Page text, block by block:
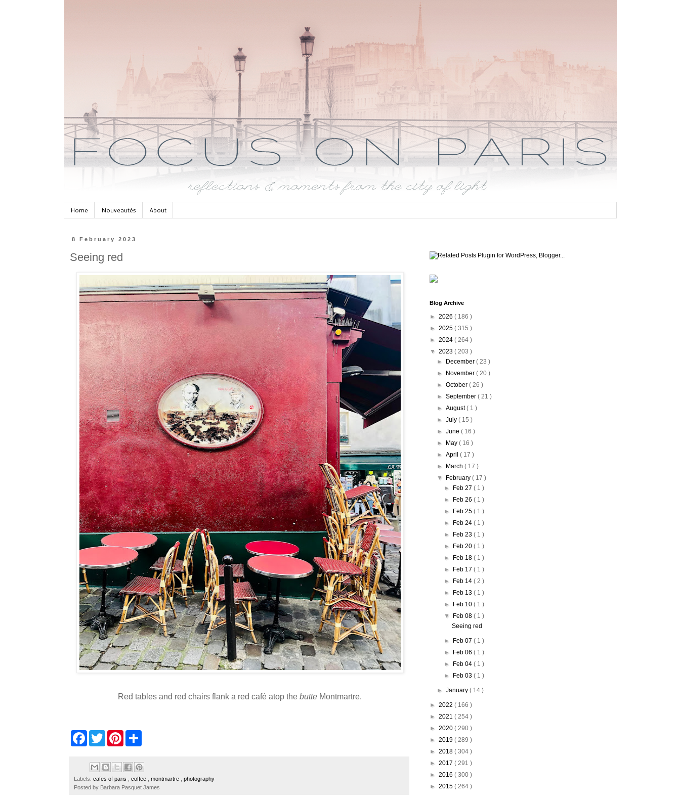
Home Nouveautés About
8 February 2023
Seeing red
Red tables and red chairs flank a red café atop the butte Montmartre.
o
k
w
t
r
e
s
e
Labels: cafes of paris coffee montmartre
photography
Posted by Barbara Pasquet James
Blog Archive
► 2026 ( 186 )
► 2025 ( 315 )
► 2024 ( 264 )
▼ 2023 ( 203 )
►
December ( 23 )
►
November ( 20 )
► October ( 26 )
► September ( 21 )
► August( 1 )
► July ( 15 )
► June ( 16 )
►
May ( 16 )
► April ( 17 )
►
March ( 17 )
▼
February ( 17 )
►
Feb 27( 1 )
►
Feb 26( 1 )
►
Feb 25( 1 )
►
Feb 24( 1 )
►
Feb 23( 1 )
►
Feb 20( 1 )
►
Feb 18( 1 )
►
Feb 17( 1 )
►
Feb 14( 2 )
►
Feb 13( 1 )
►
Feb 10( 1 )
▼
Feb 08( 1 )
Seeing red
► Feb 07( 1 )
►
Feb 06( 1 )
►
Feb 04( 1 )
►
Feb 03( 1 )
► January ( 14 )
► 2022 ( 166 )
► 2021 ( 254 )
► 2020 ( 290 )
► 2019 ( 289 )
► 2018 ( 304 )
► 2017 ( 291 )
► 2016 ( 300 )
► 2015 ( 264 )